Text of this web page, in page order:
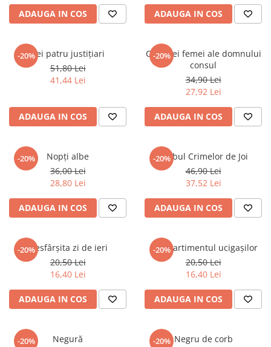
Proză
Sociologie
Spiritualitate/Ezoterism
ADAUGA IN COS ADAUGA IN COS
-20%Cei patru justițiari
51,80 Lei
41,44 Lei
ADAUGA IN COS
-20%
Cele trei femei ale domnului
consul
34,90 Lei
27,92 Lei
ADAUGA IN COS
-20%
Nopți albe
36,00 Lei
28,80 Lei
ADAUGA IN COS
-20%
Clubul Crimelor de Joi
46,90 Lei
37,52 Lei
ADAUGA IN COS
-20%Nesfârșita zi de ieri
20,50 Lei
16,40 Lei
ADAUGA IN COS
-20%
Compartimentul ucigașilor
20,50 Lei
16,40 Lei
ADAUGA IN COS
-20%
Negură
-20% Negru de corb